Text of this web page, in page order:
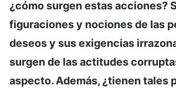
¿cómo surgen estas acciones?
figuraciones y nociones de las
deseos y sus exigencias
surgen de las actitudes
aspecto. Además, ¿tienen tales